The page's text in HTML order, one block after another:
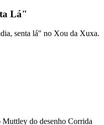
Lá"
senta lá" no Xou da Xuxa.
Muttley do desenho Corrida